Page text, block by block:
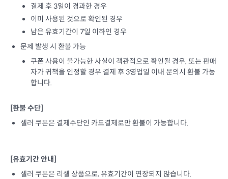
결제 후 3일이 경과한 경우
이미 사용된 것으로 확인된 경우
남은 유효기간이 7일 이하인 경우
문제 발생 시 환불 가능
쿠폰 사용이 불가능한 사실이 객관적으로 확인될 경우, 또는 판매
자가 귀책을 인정할 경우 결제 후 3영업일 이내 문의시 환불 가능
합니다.
[환불 수단]
셀러 쿠폰은 결제수단인 카드결제로만 환불이 가능합니다.
[유효기간 안내]
셀러 쿠폰은 리셀 상품으로, 유효기간이 연장되지 않습니다.